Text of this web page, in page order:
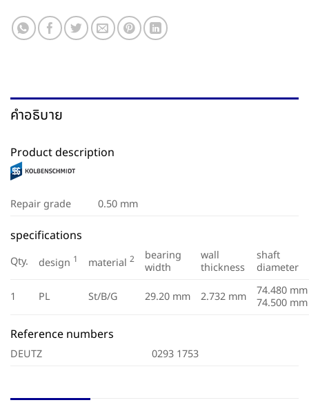
คำอธิบาย
Product description
Repair grade 0.50 mm
specifications
Qty. design 1 material2
bearing
width
wall
thickness
shaft
diameter
1
PL St/B/G 29.20 mm 2.732 mm
74.480 mm
74.500 mm
Reference numbers
DEUTZ 0293 1753